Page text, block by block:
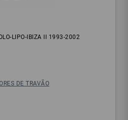
LIPO-IBIZA II 1993-2002
DE TRAVÃO